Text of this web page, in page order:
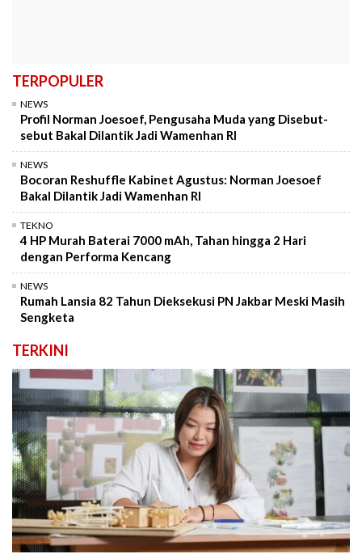
TERPOPULER
NEWS
Profil Norman Joesoef, Pengusaha Muda yang Disebut-
sebut Bakal Dilantik Jadi Wamenhan RI
NEWS
Bocoran Reshuffle Kabinet Agustus: Norman Joesoef
Bakal Dilantik Jadi Wamenhan RI
TEKNO
4 HP Murah Baterai 7000 mAh, Tahan hingga 2 Hari
dengan Performa Kencang
NEWS
Rumah Lansia 82 Tahun Dieksekusi PN Jakbar Meski Masih
Sengketa
TERKINI